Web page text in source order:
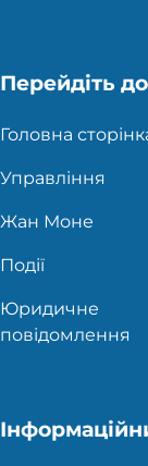
Перейдіть
Головна
Управління
Жан Моне
Події
Юридичне
повідомлення